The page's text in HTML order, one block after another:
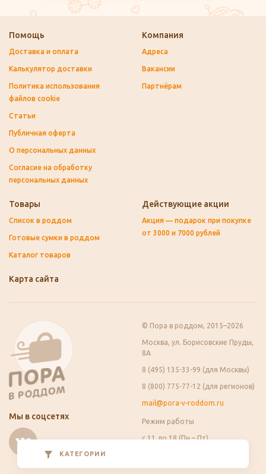
КАТЕГОРИИ
Помощь
Доставка и оплата
Калькулятор доставки
Политика использования
файлов cookie
Статьи
Публичная оферта
О персональных данных
Согласие на обработку
персональных данных
Компания
Адреса
Вакансии
Партнёрам
Товары
Список в роддом
Готовые сумки в роддом
Каталог товаров
Действующие акции
Акция — подарок при покупке
от 3000 и 7000 рублей
Карта сайта
Мы в соцсетях
© Пора в роддом, 2015–2026
Москва, ул. Борисовские Пруды,
8А
8 (495) 135-33-99 (для Москвы)
8 (800) 775-77-12 (для регионов)
mail@pora-v-roddom.ru
Режим работы
с 11 до 18 (Пн – Пт)